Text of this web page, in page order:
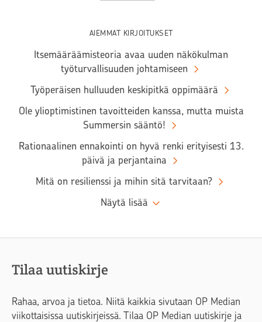
AIEMMAT KIRJOITUKSET
Itsemääräämisteoria avaa uuden näkökulman
työturvallisuuden johtamiseen
Työperäisen hulluuden keskipitkä oppimäärä
Ole ylioptimistinen tavoitteiden kanssa, mutta muista
Summersin sääntö!
Rationaalinen ennakointi on hyvä renki erityisesti 13.
päivä ja perjantaina
Mitä on resilienssi ja mihin sitä tarvitaan?
Näytä lisää
Tilaa uutiskirje
Rahaa, arvoa ja tietoa. Niitä kaikkia sivutaan OP Median
viikottaisissa uutiskirjeissä. Tilaa OP Median uutiskirje ja